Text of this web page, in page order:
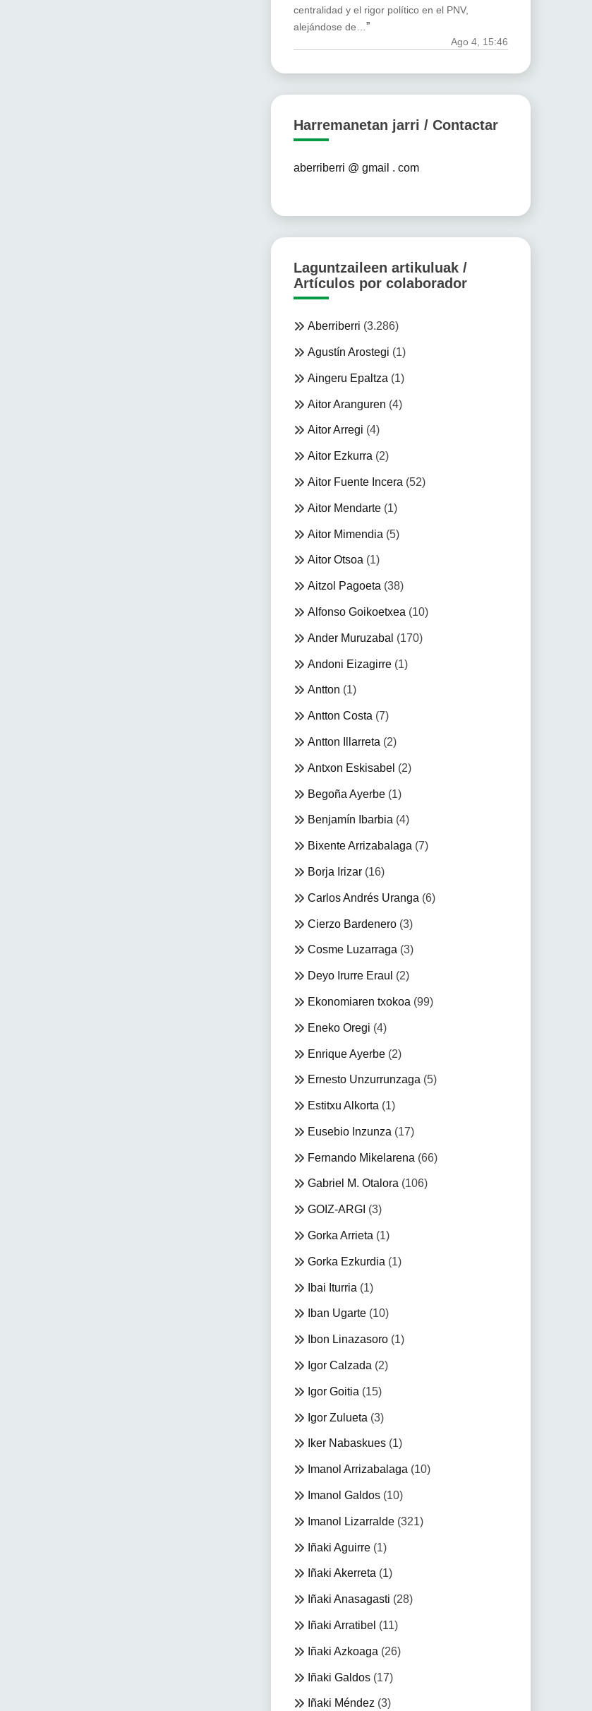
centralidad y el rigor político en el PNV,
alejándose de…”
Ago 4, 15:46
Harremanetan jarri / Contactar
aberriberri @ gmail . com
Laguntzaileen artikuluak /
Artículos por colaborador
Aberriberri (3.286)
Agustín Arostegi (1)
Aingeru Epaltza (1)
Aitor Aranguren (4)
Aitor Arregi (4)
Aitor Ezkurra (2)
Aitor Fuente Incera (52)
Aitor Mendarte(1)
Aitor Mimendia (5)
Aitor Otsoa (1)
Aitzol Pagoeta (38)
Alfonso Goikoetxea (10)
Ander Muruzabal (170)
Andoni Eizagirre(1)
Antton (1)
Antton Costa (7)
Antton Illarreta (2)
Antxon Eskisabel (2)
Begoña Ayerbe(1)
Benjamín Ibarbia (4)
Bixente Arrizabalaga (7)
Borja Irizar(16)
Carlos Andrés Uranga (6)
Cierzo Bardenero(3)
Cosme Luzarraga (3)
Deyo Irurre Eraul (2)
Ekonomiaren txokoa (99)
Eneko Oregi (4)
Enrique Ayerbe(2)
Ernesto Unzurrunzaga (5)
Estitxu Alkorta (1)
Eusebio Inzunza (17)
Fernando Mikelarena (66)
Gabriel M. Otalora(106)
GOIZ-ARGI (3)
Gorka Arrieta (1)
Gorka Ezkurdia (1)
Ibai Iturria (1)
Iban Ugarte(10)
Ibon Linazasoro(1)
Igor Calzada (2)
Igor Goitia (15)
Igor Zulueta (3)
Iker Nabaskues(1)
Imanol Arrizabalaga (10)
Imanol Galdos(10)
Imanol Lizarralde(321)
Iñaki Aguirre(1)
Iñaki Akerreta(1)
Iñaki Anasagasti (28)
Iñaki Arratibel (11)
Iñaki Azkoaga (26)
Iñaki Galdos(17)
Iñaki Méndez(3)